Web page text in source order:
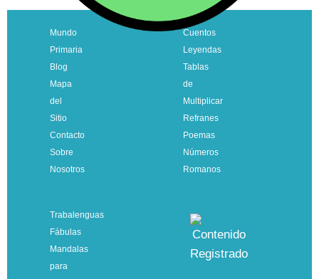
Mundo
Primaria
Blog
Mapa
del
Sitio
Contacto
Sobre
Nosotros
Cuentos
Leyendas
Tablas
de
Multiplicar
Refranes
Poemas
Números
Romanos
Trabalenguas
Fábulas
Mandalas
para